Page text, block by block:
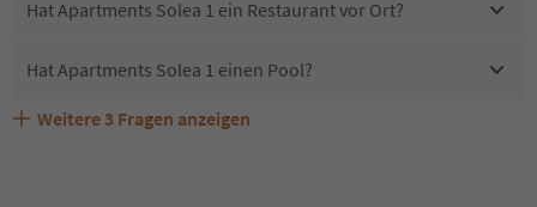
Hat Apartments Solea 1 ein Restaurant vor Ort?
Hat Apartments Solea 1 einen Pool?
Sind Haustiere in der Unterkunft Apartments Solea 1
Welche Services bietet Apartments Solea 1?
Erhalten die Gäste von Apartments Solea 1 einen
Weitere 3 Fragen anzeigen